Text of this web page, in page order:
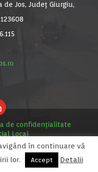
de Jos, Județ Giurgiu,
de confidențialitate
Local
realizat de MediaDigi.ro
în continuare vă
lor.
Accept Detalii